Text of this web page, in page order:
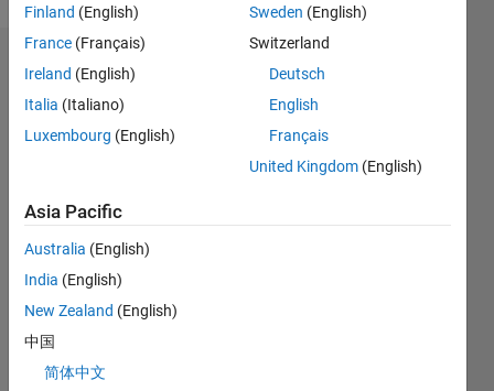
Dashboard
Statistics
C…
CONTRIBUTIONS
-2
-1 2
3
Finland (English)
France (Français)
Ireland (English)
Italia (Italiano)
Luxembourg (English)
Sweden (English)
Switzerland
Deutsch
English
Français
United Kingdom (English)
Asia Pacific
Australia (English)
India (English)
New Zealand (English)
中国
简体中文